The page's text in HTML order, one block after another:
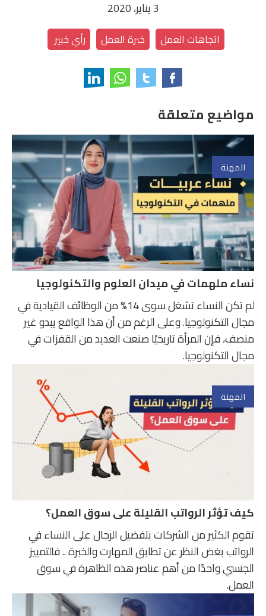
3 يناير، 2020
اتجاهات العمل خبرة العمل رأي خبير
مواضيع متعلقة
المهنة
نساء ملهمات في ميدان العلوم والتكنولوجيا
لم تكن النساء تشغل سوى 14% من الوظائف القيادية في
مجال التكنولوجيا. وعلى الرغم من أن هذا الواقع يبدو غير
منصف، فإن المرأة تاريخيًا صنعت العديد من القفزات في
مجال التكنولوجيا.
المهنة
كيف تؤثر الرواتب القليلة على سوق العمل؟
تقوم الكثير من الشركات بتفضيل الرجال على النساء في
الرواتب بغض النظر عن تطابق المهارت والخبرة .. فالتمييز
الجنسي واحدّا من أهم عناصر هذه الظاهرة في سوق
العمل.